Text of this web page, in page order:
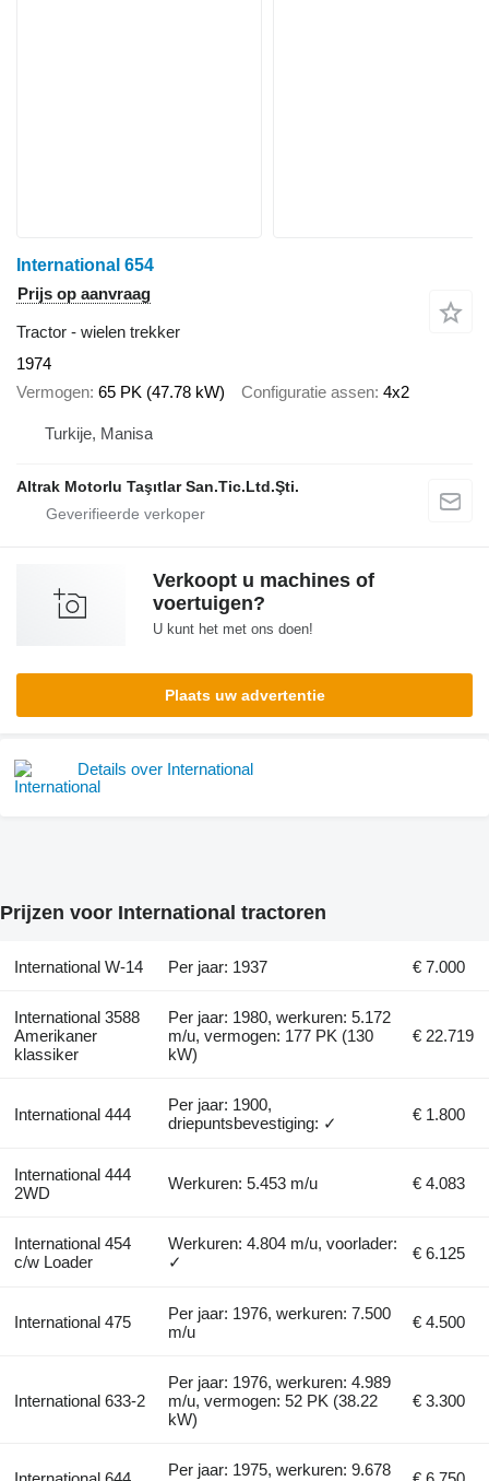
International 654
Prijs op aanvraag
Tractor - wielen trekker
1974
Vermogen 65 PK (47.78 kW) Configuratie assen 4x2
Turkije, Manisa
Altrak Motorlu Taşıtlar San.Tic.Ltd.Şti.
Verkoopt u machines of
voertuigen?
U kunt het met ons doen!
Plaats uw advertentie
Details over International
Prijzen voor International tractoren
International W-14 Per jaar: 1937 € 7.000
International 3588
Amerikaner
klassiker
Per jaar: 1980, werkuren: 5.172
m/u, vermogen: 177 PK (130
kW)
€ 22.719
International 444
Per jaar: 1900,
driepuntsbevestiging: ✓
€ 1.800
International 444
2WD
Werkuren: 5.453 m/u € 4.083
International 454
c/w Loader
Werkuren: 4.804 m/u, voorlader:
✓
€ 6.125
International 475
Per jaar: 1976, werkuren: 7.500
m/u
€ 4.500
International 633-2
Per jaar: 1976, werkuren: 4.989
m/u, vermogen: 52 PK (38.22
kW)
€ 3.300
Per jaar: 1975, werkuren: 9.678